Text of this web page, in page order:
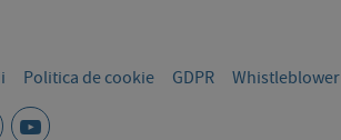
Politica de cookie GDPR Whistleblower